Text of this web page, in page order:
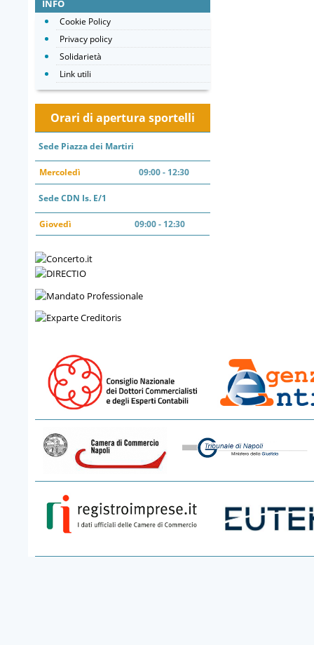
INFO
Cookie Policy
Privacy policy
Solidarietà
Link utili
Orari di apertura sportelli
Sede Piazza dei Martiri
Mercoledì 09:00 - 12:30
Sede CDN Is. E/1
Giovedì 09:00 - 12:30